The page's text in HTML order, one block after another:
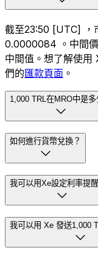
截至23:50 [UTC] ，
0.0000084 。中間
中間值。想了解使用
們的匯款頁面 。
1,000 TRL在MRO中是多
如何進行貨幣兌換？
我可以用Xe設定利率提
我可以用 Xe 發送1,000